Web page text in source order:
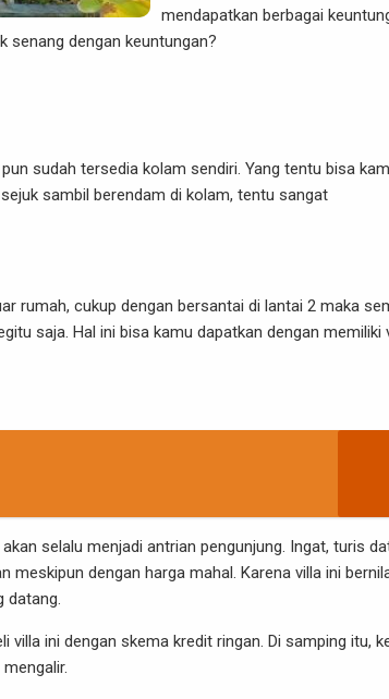
mendapatkan berbagai
senang dengan keuntungan?
sudah tersedia kolam sendiri. Yang tentu bisa
sambil berendam di kolam, tentu sangat
rumah, cukup dengan bersantai di lantai 2 maka
saja. Hal ini bisa kamu dapatkan dengan memiliki
selalu menjadi antrian pengunjung. Ingat, turis
dengan harga mahal. Karena villa ini
datang.
ini dengan skema kredit ringan. Di samping itu,